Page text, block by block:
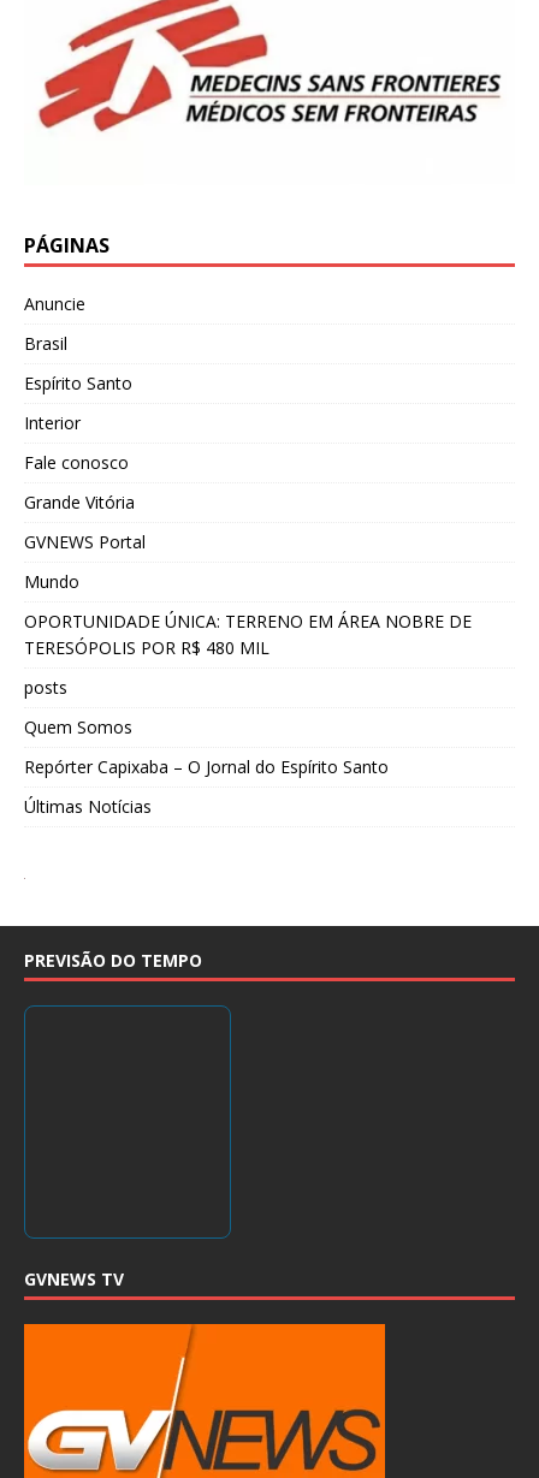
PÁGINAS
Anuncie
Brasil
Espírito Santo
Interior
Fale conosco
Grande Vitória
GVNEWS Portal
Mundo
OPORTUNIDADE ÚNICA: TERRENO EM ÁREA NOBRE DE
TERESÓPOLIS POR R$ 480 MIL
posts
Quem Somos
Repórter Capixaba – O Jornal do Espírito Santo
Últimas Notícias
PREVISÃO DO TEMPO
GVNEWS TV